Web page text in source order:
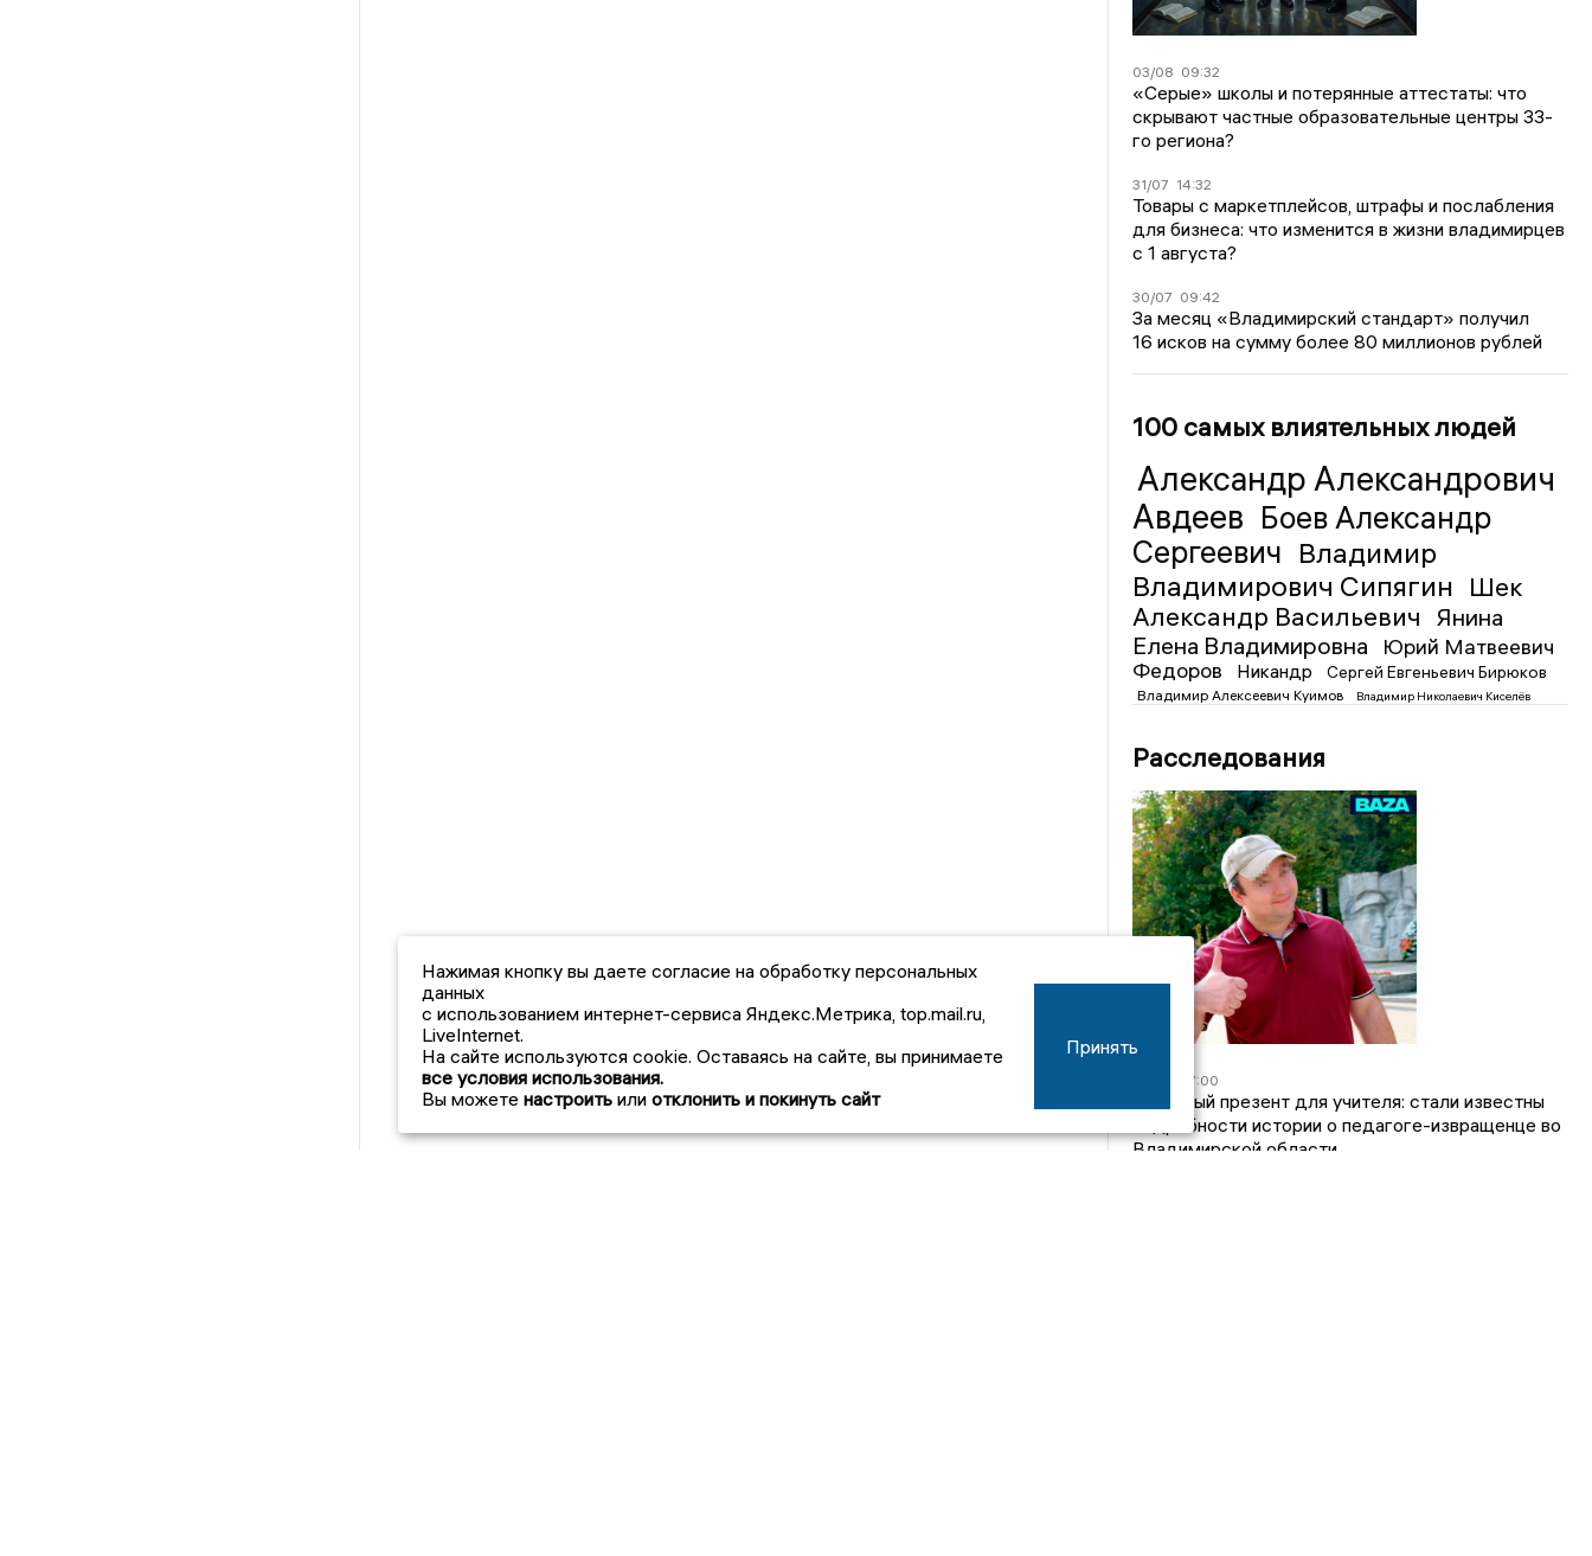
03/08 09:32
«Серые» школы и потерянные аттестаты: что
скрывают частные образовательные центры 33-
го региона?
31/07 14:32
Товары с маркетплейсов, штрафы и послабления
для бизнеса: что изменится в жизни владимирцев
с 1 августа?
30/07 09:42
За месяц «Владимирский стандарт» получил
16 исков на сумму более 80 миллионов рублей
100 самых влиятельных людей
Александр Александрович
Авдеев Боев Александр
Сергеевич Владимир
Владимирович Сипягин Шек
Александр Васильевич
Янина
Елена Владимировна
Юрий Матвеевич
Федоров
Никандр Сергей Евгеньевич Бирюков
Владимир Алексеевич Куимов Владимир Николаевич Киселёв
Расследования
17:00
Странный презент для учителя: стали известны
подробности истории о педагоге-извращенце во
Владимирской области
Нажимая кнопку вы даете согласие на обработку персональных
данных
с использованием интернет-сервиса Яндекс.Метрика, top.mail.ru,
LiveInternet.
На сайте используются cookie. Оставаясь на сайте, вы принимаете
все условия использования.
Вы можете настроить или отклонить и покинуть сайт
Принять